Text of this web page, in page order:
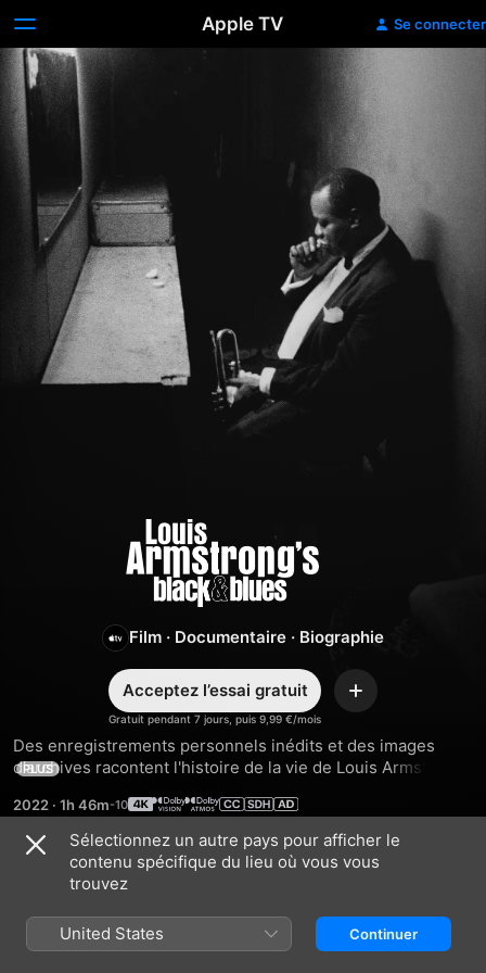
Apple TV Se connecter
Louis
Armstrong's
Black
&
Blues
Film · Documentaire · Biographie
Gratuit pendant 7 jours, puis 9,99 €/mois
Acceptez l’essai gratuit Ajouter
Des enregistrements personnels inédits et des images
d'archives racontent l'histoire de la vie de Louis Armstrong
les droits civiques en passant par l'artiste de renommée
mondiale, ce film fascinant montre des facettes d'Armstrong
que peu de gens ont vues.
PLUS
2022 · 1h 46m
Bandes-annonces
Sélectionnez un autre pays pour afficher le
contenu spécifique du lieu où vous vous
trouvez
United States Continuer